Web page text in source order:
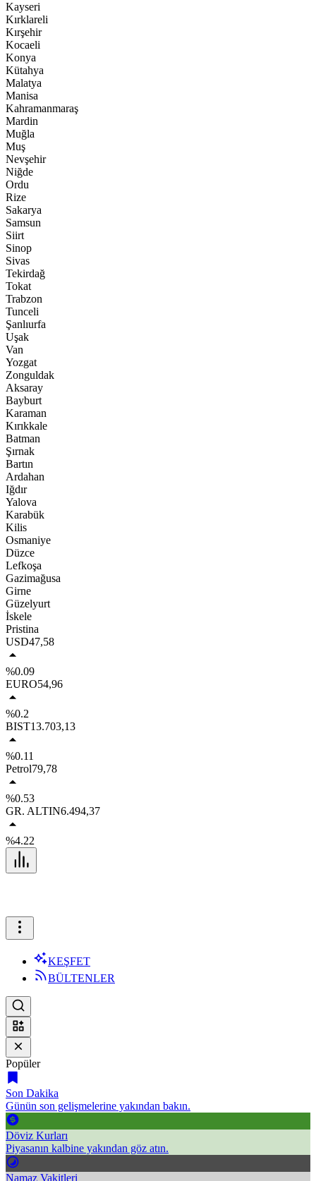
Kayseri
Kırklareli
Kırşehir
Kocaeli
Konya
Kütahya
Malatya
Manisa
Kahramanmaraş
Mardin
Muğla
Muş
Nevşehir
Niğde
Ordu
Rize
Sakarya
Samsun
Siirt
Sinop
Sivas
Tekirdağ
Tokat
Trabzon
Tunceli
Şanlıurfa
Uşak
Van
Yozgat
Zonguldak
Aksaray
Bayburt
Karaman
Kırıkkale
Batman
Şırnak
Bartın
Ardahan
Iğdır
Yalova
Karabük
Kilis
Osmaniye
Düzce
Lefkoşa
Gazimağusa
Girne
Güzelyurt
İskele
Pristina
USD47,58
%0.09
EURO54,96
%0.2
BIST13.703,13
%0.11
Petrol79,78
%0.53
GR. ALTIN6.494,37
%4.22
KEŞFET
BÜLTENLER
Popüler
Son Dakika
Günün son gelişmelerine yakından bakın.
Döviz Kurları
Piyasanın kalbine yakından göz atın.
Namaz Vakitleri